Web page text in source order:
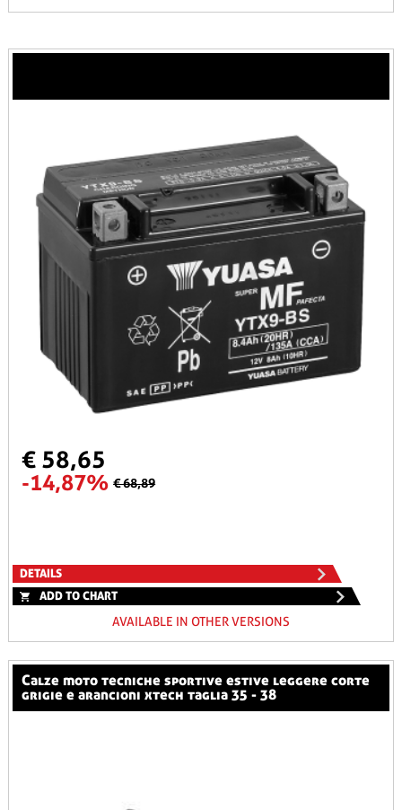
€ 58,65
-14,87% € 68,89
DETAILS
ADD TO CHART
AVAILABLE IN OTHER VERSIONS
calze moto tecniche sportive estive leggere corte
grigie e arancioni xtech taglia 35 - 38